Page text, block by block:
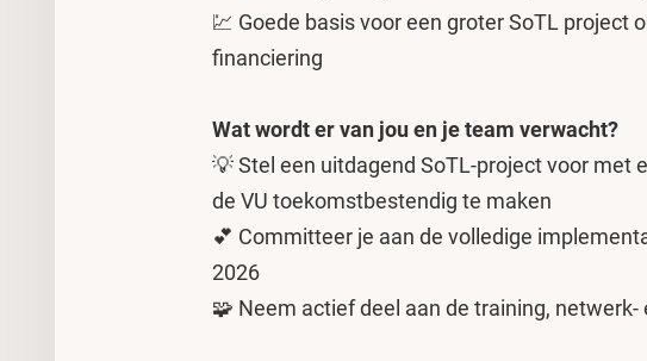
💹 Goede basis voor een groter SoTL project
financiering
Wat wordt er van jou en je team verwacht?
💡 Stel een uitdagend SoTL-project voor met
de VU toekomstbestendig te maken
💕 Committeer je aan de volledige
2026
🧩 Neem actief deel aan de training,